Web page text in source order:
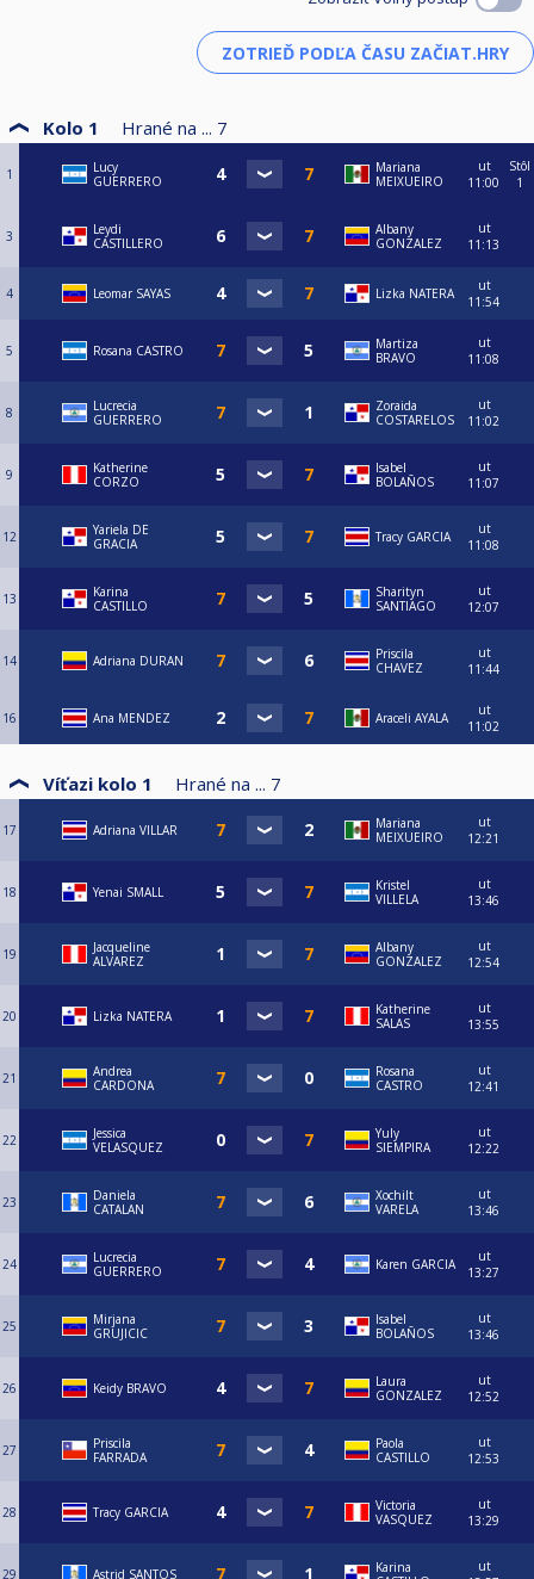
Kolo 1 Hrané na ... 7
1
Lucy
GUERRERO
Mariana
MEIXUEIRO
ut
11:00
Stôl
1
3
Leydi
CASTILLERO
Albany
GONZALEZ
ut
11:13
4 Leomar SAYAS Lizka NATERA
ut
11:54
5 Rosana CASTRO
Martiza
BRAVO
ut
11:08
8
Lucrecia
GUERRERO
Zoraida
COSTARELOS
ut
11:02
9
Katherine
CORZO
Isabel
BOLAÑOS
ut
11:07
12
Yariela DE
GRACIA
Tracy GARCIA
ut
11:08
13
Karina
CASTILLO
Sharityn
SANTIAGO
ut
12:07
14 Adriana DURAN
Priscila
CHAVEZ
ut
11:44
16 Ana MENDEZ Araceli AYALA
ut
11:02
Víťazi kolo 1 Hrané na ... 7
17 Adriana VILLAR
Mariana
MEIXUEIRO
ut
12:21
18 Yenai SMALL
Kristel
VILLELA
ut
13:46
19
Jacqueline
ALVAREZ
Albany
GONZALEZ
ut
12:54
20 Lizka NATERA
Katherine
SALAS
ut
13:55
21
Andrea
CARDONA
Rosana
CASTRO
ut
12:41
22
Jessica
VELASQUEZ
Yuly
SIEMPIRA
ut
12:22
23
Daniela
CATALAN
Xochilt
VARELA
ut
13:46
24
Lucrecia
GUERRERO
Karen GARCIA
ut
13:27
25
Mirjana
GRUJICIC
Isabel
BOLAÑOS
ut
13:46
26 Keidy BRAVO
Laura
GONZALEZ
ut
12:52
27
Priscila
FARRADA
Paola
CASTILLO
ut
12:53
28 Tracy GARCIA
Victoria
VASQUEZ
ut
13:29
29 Astrid SANTOS
Karina
ut